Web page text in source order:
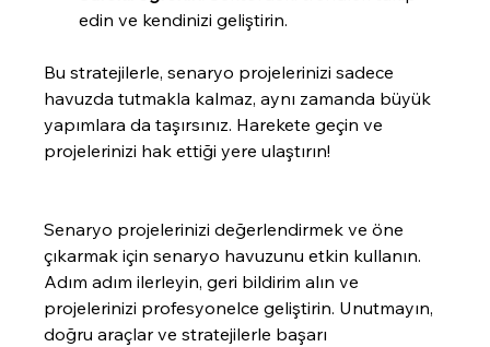
edin ve kendinizi geliştirin.
Bu stratejilerle, senaryo projelerinizi sadece
havuzda tutmakla kalmaz, aynı zamanda büyük
yapımlara da taşırsınız. Harekete geçin ve
projelerinizi hak ettiği yere ulaştırın!
Senaryo projelerinizi değerlendirmek ve öne
çıkarmak için senaryo havuzunu etkin kullanın.
Adım adım ilerleyin, geri bildirim alın ve
projelerinizi profesyonelce geliştirin. Unutmayın,
doğru araçlar ve stratejilerle başarı